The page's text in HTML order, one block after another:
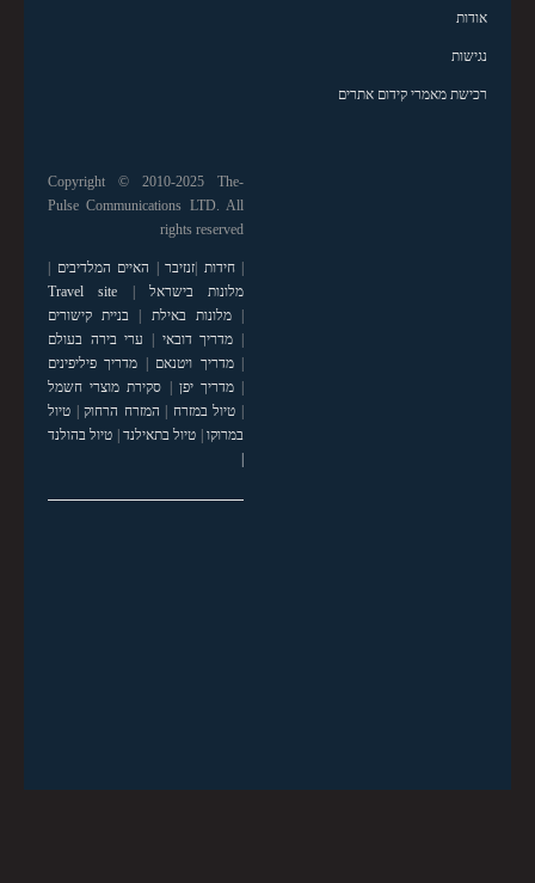
אודות
נגישות
רכישת מאמרי קידום אתרים
Copyright © 2010-2025 The-
Pulse Communications LTD. All
rights reserved
|חידות זנזיבר האיים המלדיבים
מלונות בישראל
Travel site
|מלונות באילת
בניית קישורים
מדריך דובאי
ערי בירה בעולם
|מדריך ויטנאם
מדריך פיליפינים
|מדריך יפן
סקירת מוצרי חשמל
טיול במזרח המזרח הרחוק| טיול
במרוקו| טיול בתאילנד| טיול בהולנד